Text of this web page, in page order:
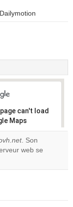
can't load
Maps
. Son
web se